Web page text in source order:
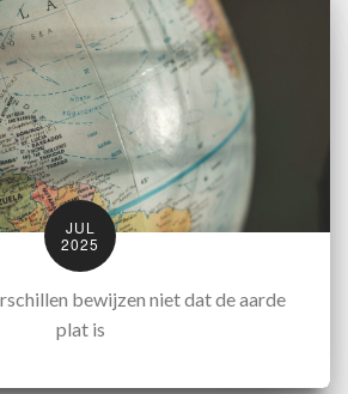
JUL
2025
bewijzen niet dat de aarde
plat is